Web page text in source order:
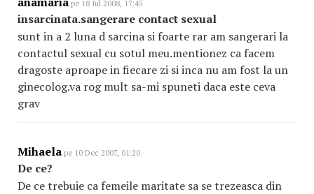
pe 18 Iul 2008, 17:45
insarcinata.sangerare contact sexual
sunt in a 2 luna d sarcina si foarte rar am sangerari la
contactul sexual cu sotul meu.mentionez ca facem
dragoste aproape in fiecare zi si inca nu am fost la un
ginecolog.va rog mult sa-mi spuneti daca este ceva
grav
Mihaela pe 10 Dec 2007, 01:20
De ce?
De ce trebuie ca femeile maritate sa se trezeasca din